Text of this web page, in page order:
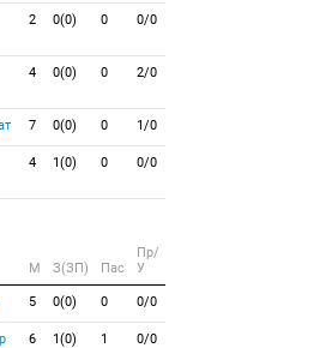
2 0(0) 0 0/0
4 0(0) 0 2/0
7 0(0) 0 1/0
4 1(0) 0 0/0
M З(ЗП) Пас
Пр/
У
5 0(0) 0 0/0
6 1(0) 1 0/0